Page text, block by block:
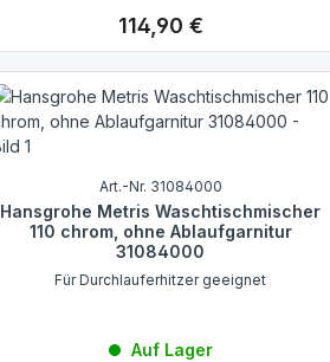
Regulärer Preis:
114,90 €
Art.-Nr. 31084000
Hansgrohe Metris Waschtischmischer
110 chrom, ohne Ablaufgarnitur
31084000
Für Durchlauferhitzer geeignet
Auf Lager